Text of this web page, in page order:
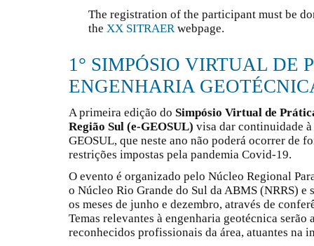
The registration of the participant must be
the XX SITRAERwebpage.
1° SIMPÓSIO VIRTUAL DE
ENGENHARIA
A primeira edição do Simpósio Virtual de
Região Sul (e-GEOSUL) visa dar continuidade
GEOSUL, que neste ano não poderá ocorrer de
restrições impostas pela pandemia Covid-19.
O evento é organizado pelo Núcleo Regional
o Núcleo Rio Grande do Sul da ABMS (NRRS) e
os meses de junho e dezembro, através de
Temas relevantes à engenharia geotécnica
reconhecidos profissionais da área, atuantes na